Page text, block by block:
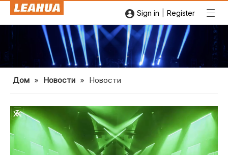
Sign in Register
Дом » Новости » Новости